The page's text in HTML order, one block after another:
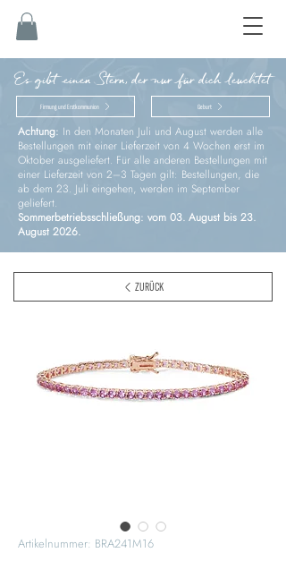
Es gibt einen Stern, der nur für dich leuchtet
Firmung und Erstkommunion Geburt
Achtung: In den Monaten Juli und August werden alle
Bestellungen mit einer Lieferzeit von 4 Wochen erst im
Oktober ausgeliefert. Für alle anderen Bestellungen mit
einer Lieferzeit von 2–3 Tagen gilt: Bestellungen, die
ab dem 23. Juli eingehen, werden im September
geliefert.
Sommerbetriebsschließung: vom 03. August bis 23.
August 2026.
Artikelnummer: BRA241M16
ZURÜCK